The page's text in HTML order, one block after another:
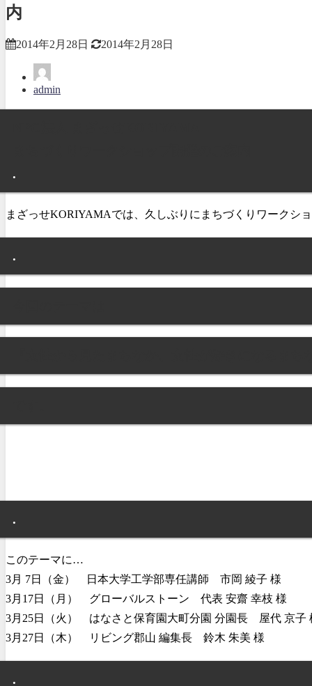
内
2014年2月28日 2014年2月28日
admin
.
まざっせKORIYAMAでは、久しぶりにまちづくりワークシ
.
.
このテーマに…
3月 7日（金） 日本大学工学部専任講師 市岡 綾子 様
3月17日（月） グローバルストーン 代表 安齋 幸枝 様
3月25日（火） はなさと保育園大町分園 分園長 屋代 京子
3月27日（木） リビング郡山 編集長 鈴木 朱美 様
.